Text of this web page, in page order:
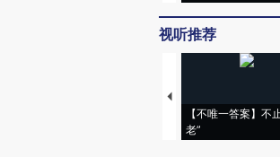
视听推荐
【不唯一答案】不
老”